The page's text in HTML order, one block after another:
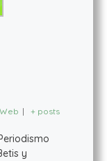
Web | + posts
y